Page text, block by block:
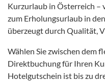
Kurzurlaub in Österreich –
zum Erholungsurlaub in
überzeugt durch Qualität,
Wählen Sie zwischen dem
Direktbuchung für Ihren
Hotelgutschein ist bis zu